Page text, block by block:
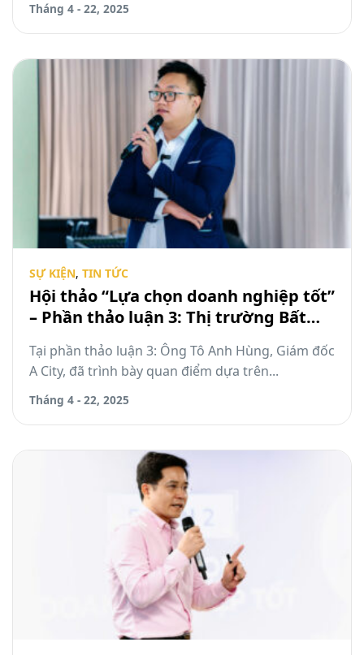
Tháng 4 - 22, 2025
SỰ KIỆN, TIN TỨC
Hội thảo “Lựa chọn doanh nghiệp tốt”
– Phần thảo luận 3: Thị trường Bất
động sản Quý II.2025
Tại phần thảo luận 3: Ông Tô Anh Hùng, Giám đốc
A City, đã trình bày quan điểm dựa trên...
Tháng 4 - 22, 2025